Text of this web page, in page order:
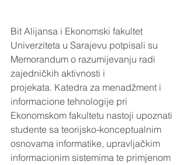
Bit Alijansa i Ekonomski fakultet
Univerziteta u Sarajevu potpisali su
Memorandum o razumijevanju radi
zajedničkih aktivnosti i
projekata. Katedra za menadžment i
informacione tehnologije pri
Ekonomskom fakultetu nastoji upoznati
studente sa teorijsko-konceptualnim
osnovama informatike, upravljačkim
informacionim sistemima te primjenom